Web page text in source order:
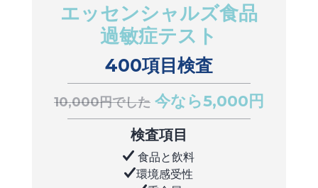
エッセンシャルズ食品
過敏症テスト
400項目検査
10,000円でした 今なら5,000円
検査項目
食品と飲料
環境感受性